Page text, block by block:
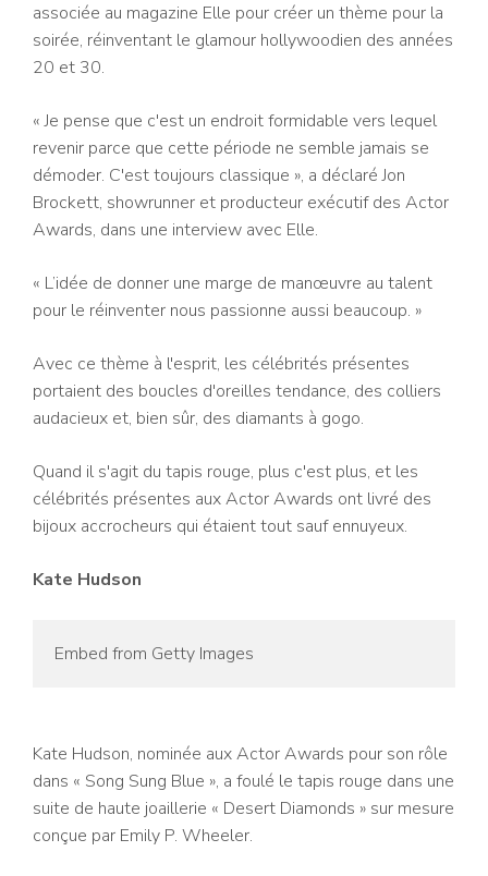
associée au magazine Elle pour créer un thème pour la
soirée, réinventant le glamour hollywoodien des années
20 et 30.
« Je pense que c'est un endroit formidable vers lequel
revenir parce que cette période ne semble jamais se
démoder. C'est toujours classique », a déclaré Jon
Brockett, showrunner et producteur exécutif des Actor
Awards, dans une interview avec Elle.
« L’idée de donner une marge de manœuvre au talent
pour le réinventer nous passionne aussi beaucoup. »
Avec ce thème à l'esprit, les célébrités présentes
portaient des boucles d'oreilles tendance, des colliers
audacieux et, bien sûr, des diamants à gogo.
Quand il s'agit du tapis rouge, plus c'est plus, et les
célébrités présentes aux Actor Awards ont livré des
bijoux accrocheurs qui étaient tout sauf ennuyeux.
Kate Hudson
Embed from Getty Images
Kate Hudson, nominée aux Actor Awards pour son rôle
dans « Song Sung Blue », a foulé le tapis rouge dans une
suite de haute joaillerie « Desert Diamonds » sur mesure
conçue par Emily P. Wheeler.